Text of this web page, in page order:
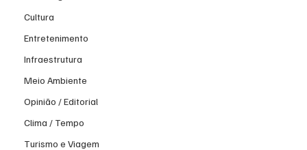
Cultura
Entretenimento
Infraestrutura
Meio Ambiente
Opinião / Editorial
Clima / Tempo
Turismo e Viagem